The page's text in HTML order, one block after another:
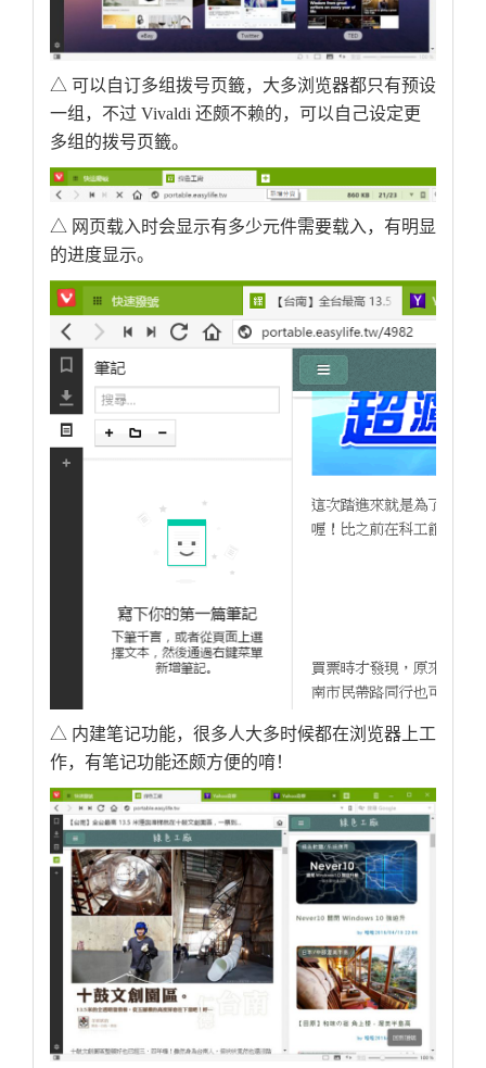
△ 可以自订多组拨号页籤，大多浏览器都只有预设
一组，不过 Vivaldi 还颇不赖的，可以自己设定更
多组的拨号页籤。
△ 网页载入时会显示有多少元件需要载入，有明显
的进度显示。
△ 内建笔记功能，很多人大多时候都在浏览器上工
作，有笔记功能还颇方便的唷！